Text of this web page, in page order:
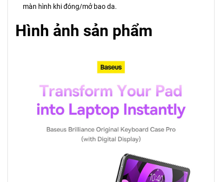
màn hình khi đóng/mở bao da.
Hình ảnh sản phẩm